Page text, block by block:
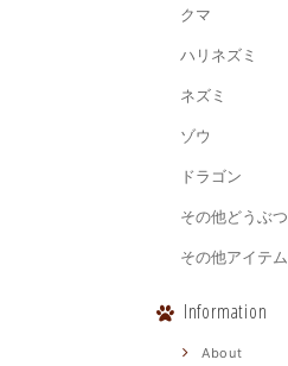
クマ
ハリネズミ
ネズミ
ゾウ
ドラゴン
その他どうぶつ
その他アイテム
Information
About